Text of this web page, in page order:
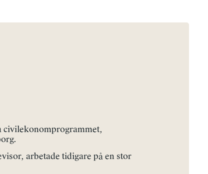
arbetade tidigare på en stor